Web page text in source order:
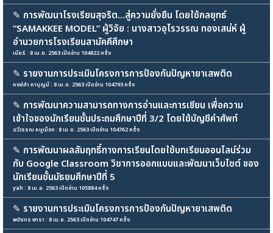
✎ การพัฒนาโรงเรียนสุจริต...สู่ความยั่งยืน โดยใช้กลยุทธ์
“SAMAKKEE MODEL” ผู้วิจัย : นางสาวอุไรวรรณ ทองเสน่ห์ ผู้
อำนวยการโรงเรียนสามัคคีศึกษา
เบียร์ : 8 เม.ย. 2563 เปิดอ่าน 104822 ครั้ง
✎ รายงานการประเมินโครงการการป้องกันปัญหายาเสพติด
หงษ์คำ หาบุญมี : 8 เม.ย. 2563 เปิดอ่าน 104793 ครั้ง
✎ การพัฒนาความสามารถทางการอ่านและการเขียน เพื่อความ
เข้าใจของนักเรียนชั้นประถมศึกษาปีที่ 3/2 โดยใช้บัญชีคำศัพท์
ฉวีวรรณ หนูเมือง : 8 เม.ย. 2563 เปิดอ่าน 104762 ครั้ง
✎ การพัฒนาผลสัมฤทธิ์ทางการเรียนโดยใช้บทเรียนออนไลน์ร่วม
กับ Google Classroom วิชาการออกแบบและพัฒนาเว็บไซต์ ของ
นักเรียนชั้นมัธยมศึกษาปีที่ 5
yah : 8 เม.ย. 2563 เปิดอ่าน 105884 ครั้ง
✎ รายงานการประเมินโครงการการป้องกันปัญหายาเสพติด
พนัชกร พารา : 8 เม.ย. 2563 เปิดอ่าน 104747 ครั้ง